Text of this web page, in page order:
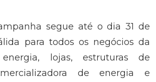
segue até o dia 31 de
para todos os negócios da
energia, lojas, estruturas de
de energia e